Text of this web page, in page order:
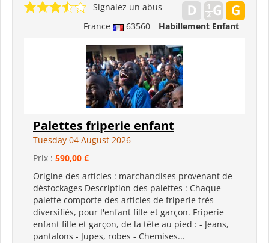
France 63560 Habillement Enfant
Signalez un abus
Palettes friperie enfant
Tuesday 04 August 2026
Prix : 590,00 €
Origine des articles : marchandises provenant de
déstockages Description des palettes : Chaque
palette comporte des articles de friperie très
diversifiés, pour l'enfant fille et garçon. Friperie
enfant fille et garçon, de la tête au pied : - Jeans,
pantalons - Jupes, robes - Chemises...